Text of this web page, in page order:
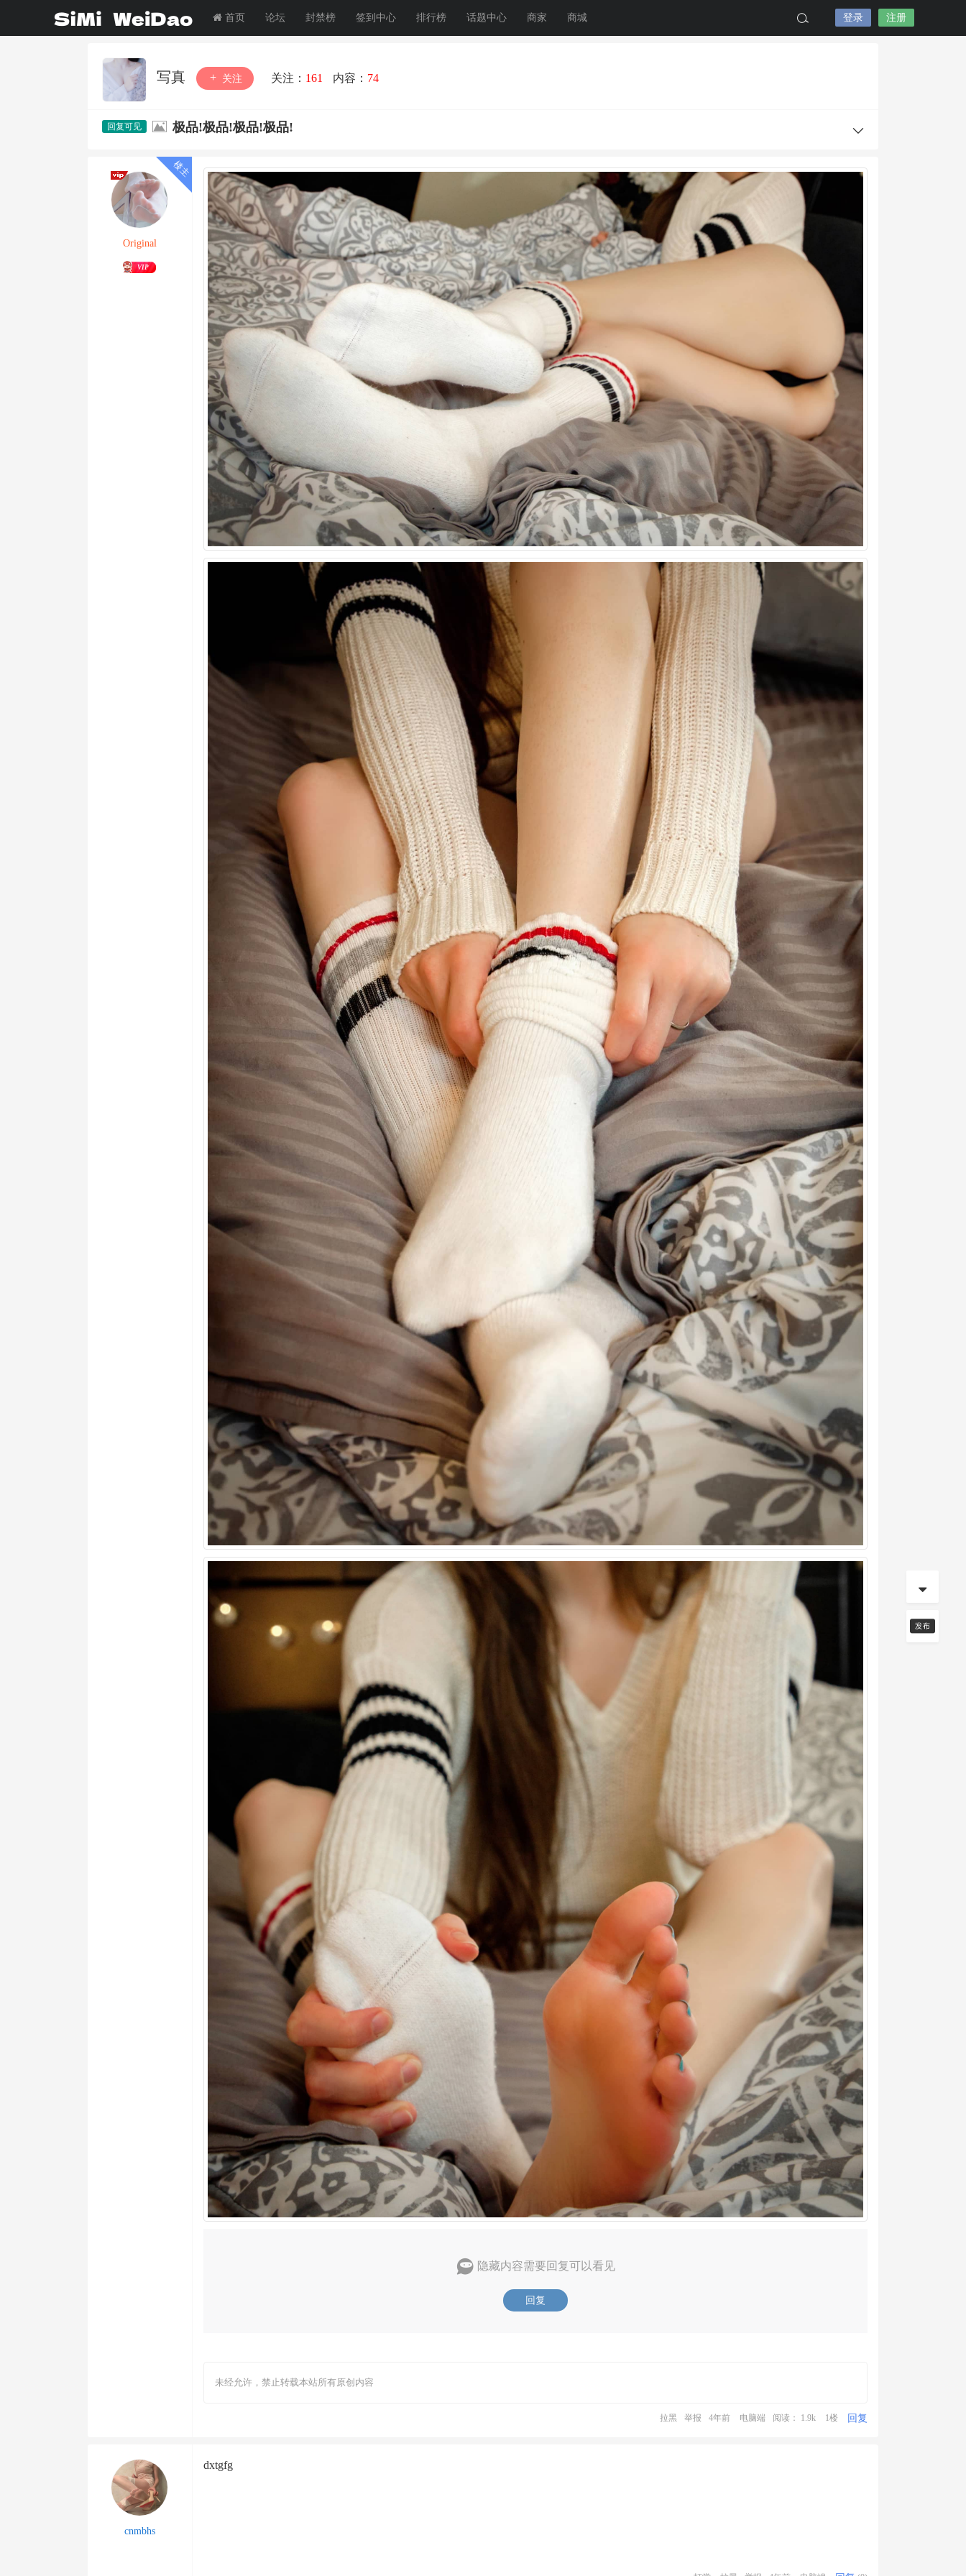
首页 论坛 封禁榜 签到中心 排行榜 话题中心 商家 商城 登录 注册
写真 关注 关注： 161 内容： 74
极品!极品!极品!极品!
Original
VIP
隐藏内容需要回复可以看见
回复
未经允许，禁止转载本站所有原创内容
拉黑 举报 4年前 电脑端 阅读： 1.9k 1楼 回复
cnmbhs
dxtgfg